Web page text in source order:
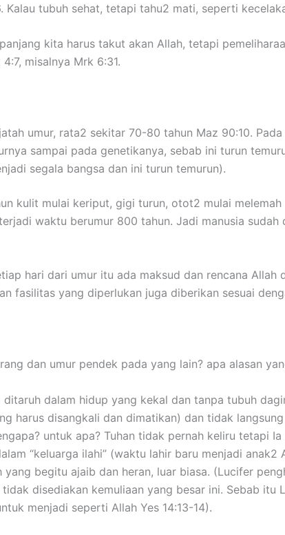
Kalau tubuh sehat, tetapi tahu2 mati, seperti
kita harus takut akan Allah, tetapi
misalnya Mrk 6:31.
umur, rata2 sekitar 70-80 tahun Maz 90:10.
sampai pada genetikanya, sebab ini turun
segala bangsa dan ini turun temurun).
kulit mulai keriput, gigi turun, otot2 mulai melemah
waktu berumur 800 tahun. Jadi manusia
hari dari umur itu ada maksud dan rencana Allah
fasilitas yang diperlukan juga diberikan sesuai
dan umur pendek pada yang lain? apa alasan
dalam hidup yang kekal dan tanpa tubuh
harus disangkali dan dimatikan) dan tidak
untuk apa? Tuhan tidak pernah keliru tetapi
“keluarga ilahi” (waktu lahir baru menjadi anak2
yang begitu ajaib dan heran, luar biasa. (Lucifer
disediakan kemuliaan yang besar ini. Sebab itu
menjadi seperti Allah Yes 14:13-14).